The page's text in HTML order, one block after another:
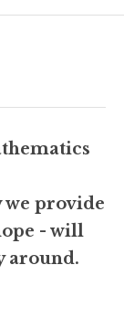
we provide
- will
around.